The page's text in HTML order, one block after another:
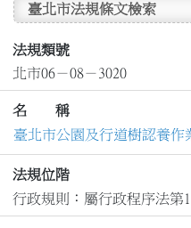
臺北市法規條文檢索
法規類號
北市06－08－3020
名 稱
臺北市公園及行道樹認養作
法規位階
行政規則：屬行政程序法第